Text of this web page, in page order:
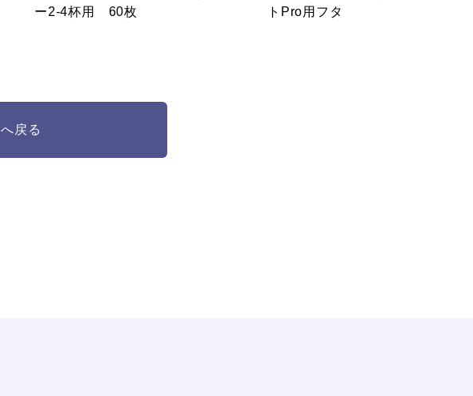
ー2-4杯用 60枚
トPro用フタ
戻る